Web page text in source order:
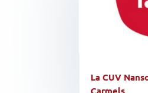
La CUV
Carmels